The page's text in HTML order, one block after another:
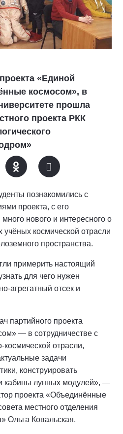
«Единой
космосом», в
прошла
проекта РКК
познакомились с
проекта, с его
нового и интересного о
учёных космической отрасли
пространства.
примерить настоящий
для чего нужен
агрегатный отсек и
партийного проекта
— в сотрудничестве с
космической отрасли,
задачи
конструировать
кабины лунных модулей», —
проекта «Объединённые
местного отделения
Ольга Ковальская.